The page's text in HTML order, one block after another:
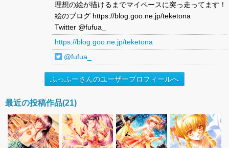
理想の絵が描けるまでマイペースに突っ走ってます！
絵のブログ https://blog.goo.ne.jp/teketona
Twitter @fufua_
https://blog.goo.ne.jp/teketona
@fufua_
ふっふーさんのユーザープロフィールへ
最近の投稿作品(21)